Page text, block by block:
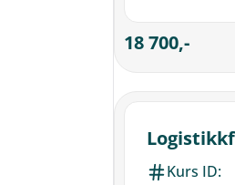
18 700,-
Kurs ID: